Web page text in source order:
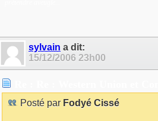
sylvain a dit:
15/12/2006 23h00
Posté par Fodyé Cissé